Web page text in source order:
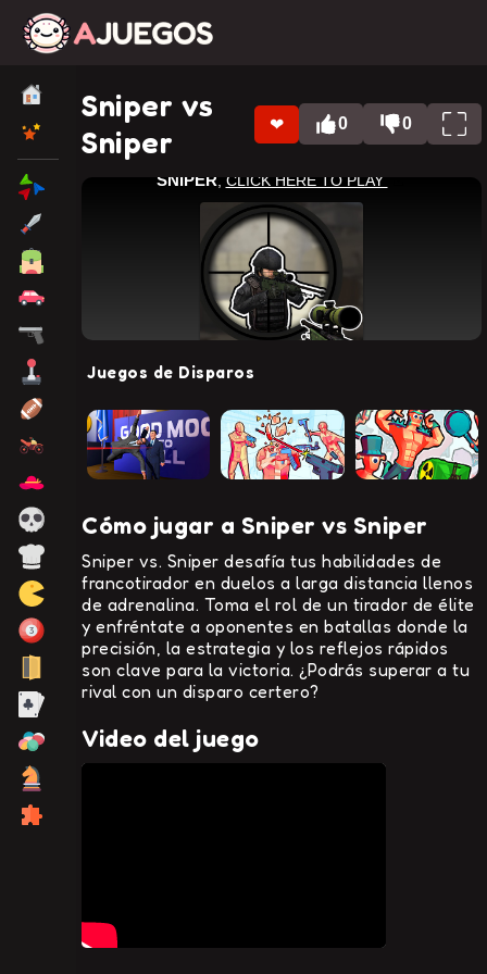
Sniper vs
Sniper
❤ 0 0
Juegos de Disparos
Cómo jugar a Sniper vs Sniper
Sniper vs. Sniper desafía tus habilidades de
francotirador en duelos a larga distancia llenos
de adrenalina. Toma el rol de un tirador de élite
y enfréntate a oponentes en batallas donde la
precisión, la estrategia y los reflejos rápidos
son clave para la victoria. ¿Podrás superar a tu
rival con un disparo certero?
Video del juego